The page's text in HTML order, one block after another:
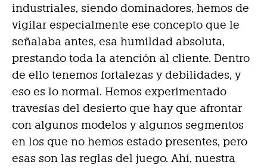
industriales, siendo dominadores, hemos de
vigilar especialmente ese concepto que le
señalaba antes, esa humildad absoluta,
prestando toda la atención al cliente. Dentro
de ello tenemos fortalezas y debilidades, y
eso es lo normal. Hemos experimentado
travesías del desierto que hay que afrontar
con algunos modelos y algunos segmentos
en los que no hemos estado presentes, pero
esas son las reglas del juego. Ahí, nuestra